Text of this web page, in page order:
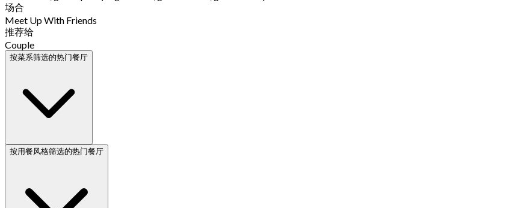
场合
Meet Up With Friends
推荐给
Couple
按菜系筛选的热门餐厅
按用餐风格筛选的热门餐厅